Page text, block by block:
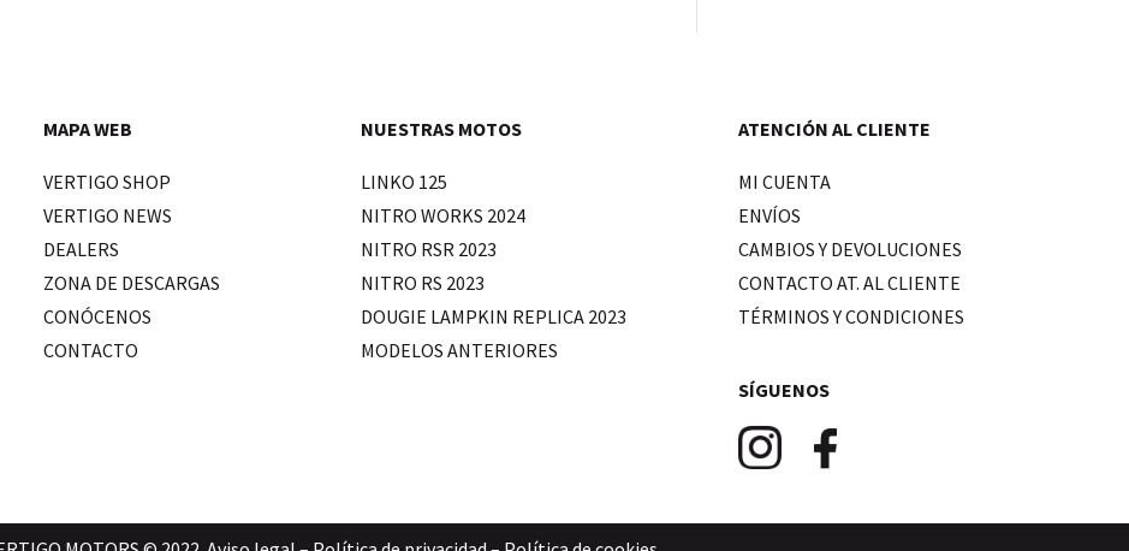
MAPA WEB
VERTIGO SHOP
VERTIGO NEWS
DEALERS
ZONA DE DESCARGAS
CONÓCENOS
CONTACTO
NUESTRAS MOTOS
LINKO 125
NITRO WORKS 2024
NITRO RSR 2023
NITRO RS 2023
DOUGIE LAMPKIN REPLICA 2023
MODELOS ANTERIORES
ATENCIÓN AL CLIENTE
MI CUENTA
ENVÍOS
CAMBIOS Y DEVOLUCIONES
CONTACTO AT. AL CLIENTE
TÉRMINOS Y CONDICIONES
SÍGUENOS